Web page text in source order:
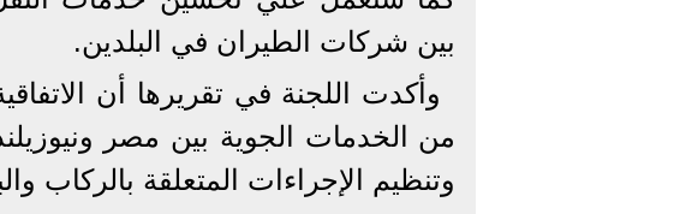
بين شركات الطيران في البلدين.
وأكدت اللجنة في تقريرها أن
من الخدمات الجوية بين مصر
وتنظيم الإجراءات المتعلقة بالركاب